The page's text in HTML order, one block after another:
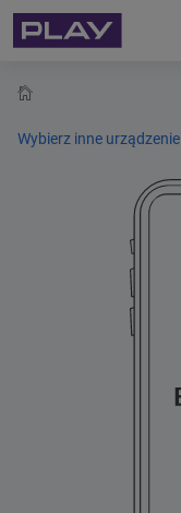
Wybierz inne urządzenie